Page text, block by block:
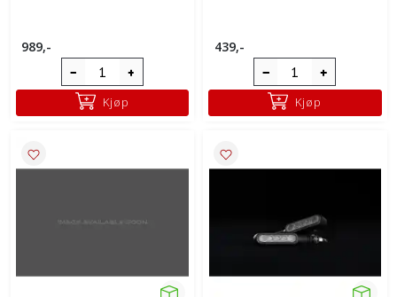
989,-
Kjøp
439,-
Kjøp